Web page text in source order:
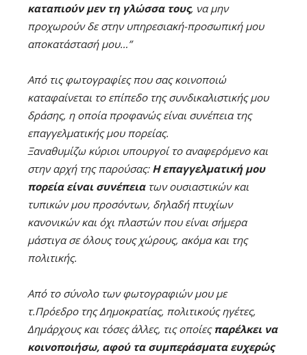
καταπιούν μεν τη γλώσσα τους, να μην
προχωρούν δε στην υπηρεσιακή-προσωπική μου
αποκατάστασή μου…”
Από τις φωτογραφίες που σας κοινοποιώ
καταφαίνεται το επίπεδο της συνδικαλιστικής μου
δράσης, η οποία προφανώς είναι συνέπεια της
επαγγελματικής μου πορείας.
Ξαναθυμίζω κύριοι υπουργοί το αναφερόμενο και
στην αρχή της παρούσας:Η επαγγελματική μου
πορεία είναι συνέπειατων ουσιαστικών και
τυπικών μου προσόντων, δηλαδή πτυχίων
κανονικών και όχι πλαστών που είναι σήμερα
μάστιγα σε όλους τους χώρους, ακόμα και της
πολιτικής.
Από το σύνολο των φωτογραφιών μου με
τ.Πρόεδρο της Δημοκρατίας, πολιτικούς ηγέτες,
Δημάρχους και τόσες άλλες, τις οποίες παρέλκει να
κοινοποιήσω, αφού τα συμπεράσματα ευχερώς